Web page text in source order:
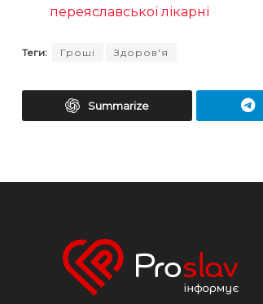
переяславської лікарні
Теги: Гроші Здоров'я
Summarize